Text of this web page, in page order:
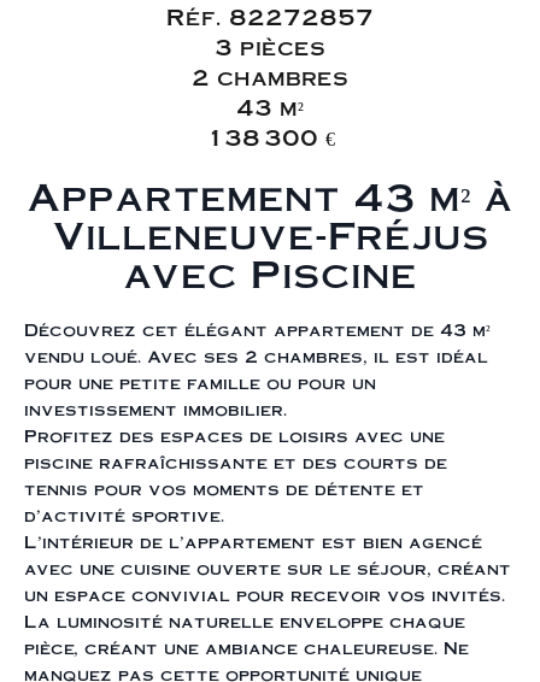
Réf. 82272857
3 pièces
2 chambres
43 m²
138 300 €
Appartement 43 m² à
Villeneuve-Fréjus
avec Piscine
Découvrez cet élégant appartement de 43 m²
vendu loué. Avec ses 2 chambres, il est idéal
pour une petite famille ou pour un
investissement immobilier.
Profitez des espaces de loisirs avec une
piscine rafraîchissante et des courts de
tennis pour vos moments de détente et
d'activité sportive.
L'intérieur de l'appartement est bien agencé
avec une cuisine ouverte sur le séjour, créant
un espace convivial pour recevoir vos invités.
La luminosité naturelle enveloppe chaque
pièce, créant une ambiance chaleureuse. Ne
manquez pas cette opportunité unique